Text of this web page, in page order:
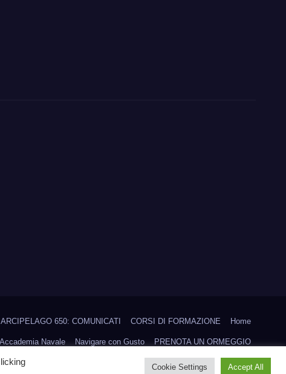
ARCIPELAGO 650: COMUNICATI CORSI DI FORMAZIONE Home
Navale Navigare con Gusto PRENOTA UN ORMEGGIO
Trofeo Aielli Trofeo CHICA LOCA
Cookie Settings Accept All